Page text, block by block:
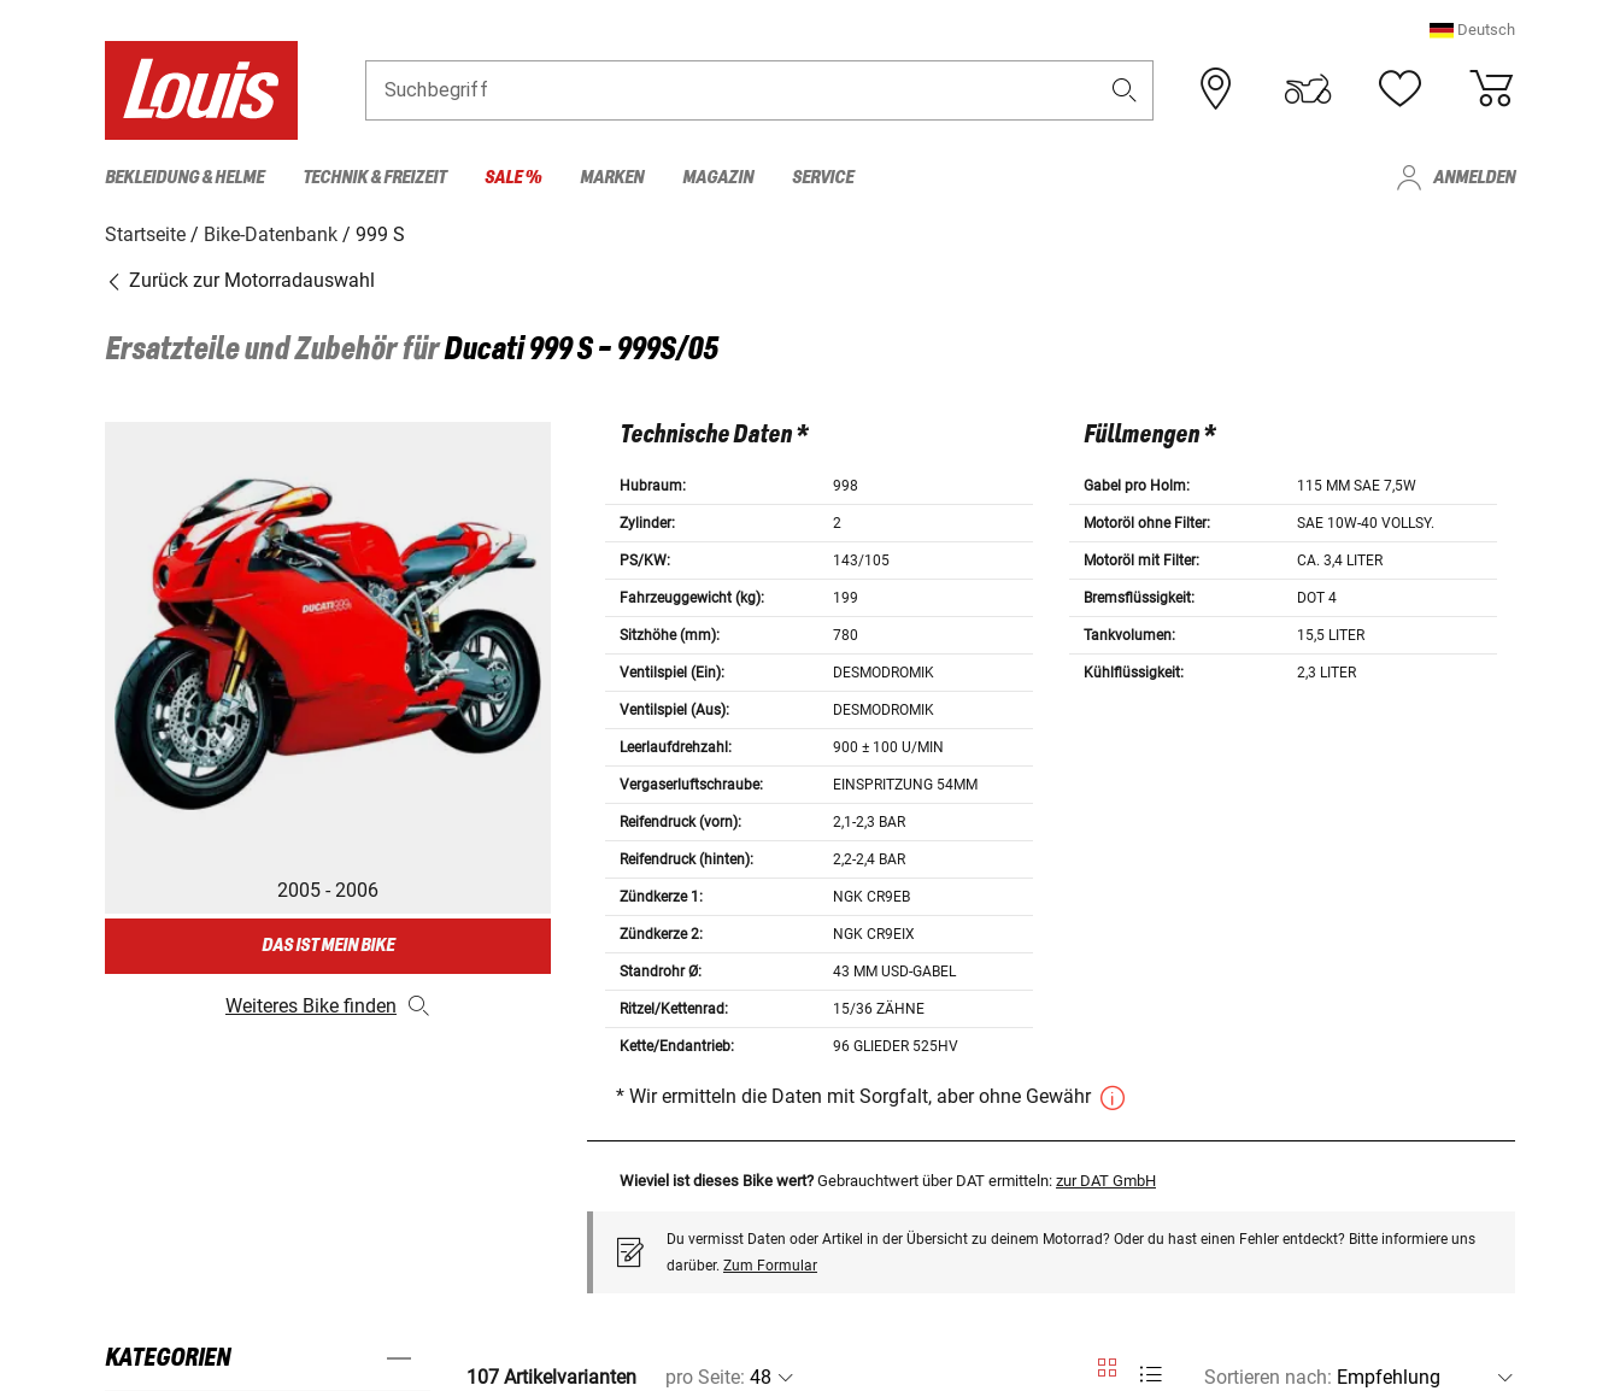
Deutsch
Suchbegriff
BEKLEIDUNG & HELME TECHNIK & FREIZEIT SALE % MARKEN MAGAZIN SERVICE ANMELDEN
Startseite Bike-Datenbank
999 S
Zurück zur Motorradauswahl
Ersatzteile und Zubehör fürDucati 999 S - 999S/05
2005 - 2006
DAS IST MEIN BIKE
Weiteres Bike finden
Technische Daten *
Hubraum: 998
Zylinder: 2
PS/KW: 143/105
Fahrzeuggewicht (kg): 199
Sitzhöhe (mm): 780
Ventilspiel (Ein): DESMODROMIK
Ventilspiel (Aus): DESMODROMIK
Leerlaufdrehzahl: 900 ± 100 U/MIN
Vergaserluftschraube: EINSPRITZUNG 54MM
Reifendruck (vorn): 2,1-2,3 BAR
Reifendruck (hinten): 2,2-2,4 BAR
Zündkerze 1: NGK CR9EB
Zündkerze 2: NGK CR9EIX
Standrohr Ø: 43 MM USD-GABEL
Ritzel/Kettenrad: 15/36 ZÄHNE
Kette/Endantrieb: 96 GLIEDER 525HV
Füllmengen *
Gabel pro Holm: 115 MM SAE 7,5W
Motoröl ohne Filter: SAE 10W-40 VOLLSY.
Motoröl mit Filter: CA. 3,4 LITER
Bremsflüssigkeit: DOT 4
Tankvolumen: 15,5 LITER
Kühlflüssigkeit: 2,3 LITER
* Wir ermitteln die Daten mit Sorgfalt, aber ohne Gewähr
Wieviel ist dieses Bike wert? Gebrauchtwert über DAT ermitteln: zur DAT GmbH
Du vermisst Daten oder Artikel in der Übersicht zu deinem Motorrad? Oder du hast einen Fehler entdeckt? Bitte informiere uns
darüber. Zum Formular
KATEGORIEN
107 Artikelvarianten pro Seite: Sortieren nach: